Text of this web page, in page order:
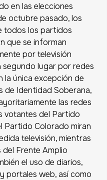
en las elecciones
octubre pasado, los
todos los partidos
que se informan
por televisión
segundo lugar por redes
la única excepción de
de Identidad Soberana,
las redes
votantes del Partido
Partido Colorado miran
televisión, mientras
Frente Amplio
el uso de diarios,
portales web, así como